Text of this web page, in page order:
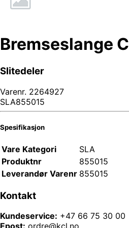
Bremseslange
Slitedeler
Varenr. 2264927
SLA855015
Spesifikasjon
Vare Kategori
SLA
Produktnr
855015
Leverandør Varenr 855015
Kontakt
Kundeservice: +47 66 75 30 00